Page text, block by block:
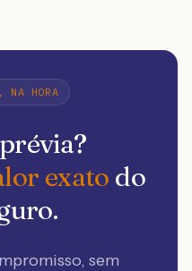
NA HORA
exato do
sem